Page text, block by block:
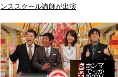
ンススクール講師が出演